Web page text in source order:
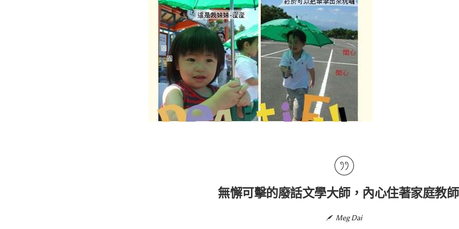
無懈可擊的廢話文學大師，內心住著家庭教
Meg Dai